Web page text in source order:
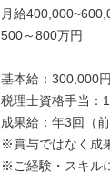
月給
500～800万円
基本給：300,000
税理士資格手当：
成果給：年3回（
※賞与ではなく成
※ご経験・スキル